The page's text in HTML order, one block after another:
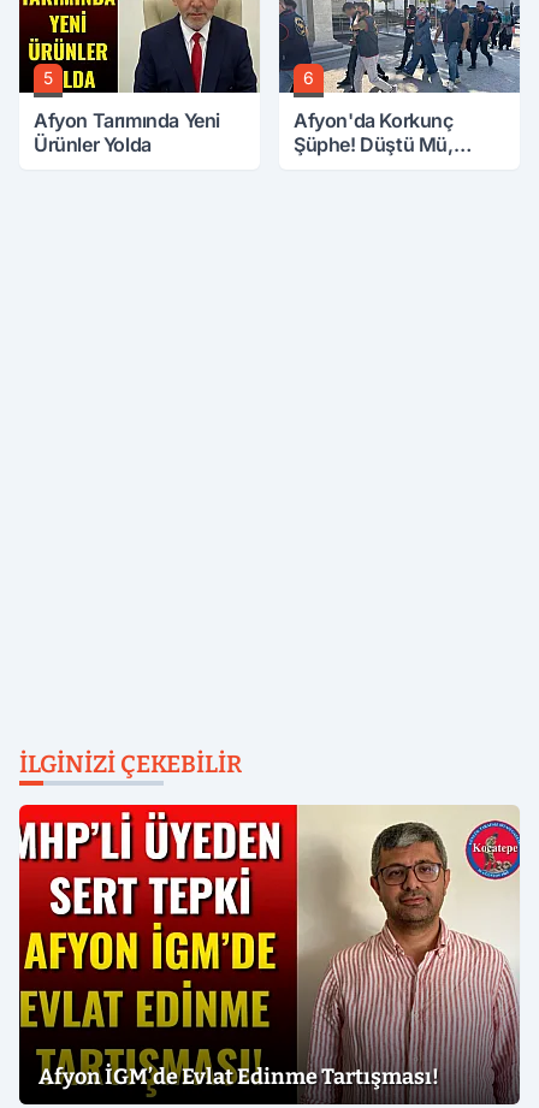
5
Afyon Tarımında Yeni
Ürünler Yolda
6
Afyon'da Korkunç
Şüphe! Düştü Mü,
İLGINIZI ÇEKEBILIR
Afyon İGM’de Evlat Edinme Tartışması!